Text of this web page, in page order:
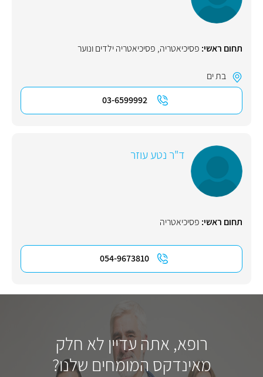
תחום ראשי: פסיכיאטריה, פסיכיאטריה ילדים ונוער
בת ים
03-6599992
ד"ר נטע עוזר
תחום ראשי: פסיכיאטריה
054-9673810
רופא, אתה עדיין לא חלק
מאינדקס המומחים שלנו?